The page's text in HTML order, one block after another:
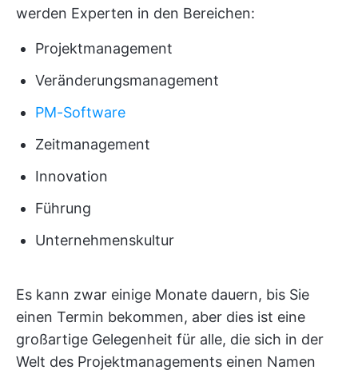
werden Experten in den Bereichen:
Projektmanagement
Veränderungsmanagement
PM-Software
Zeitmanagement
Innovation
Führung
Unternehmenskultur
Es kann zwar einige Monate dauern, bis Sie
einen Termin bekommen, aber dies ist eine
großartige Gelegenheit für alle, die sich in der
Welt des Projektmanagements einen Namen